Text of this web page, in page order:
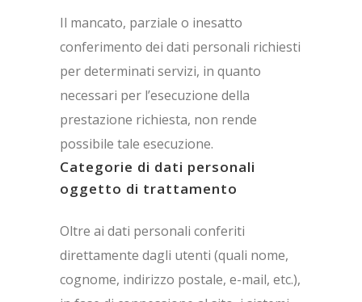
Il mancato, parziale o inesatto
conferimento dei dati personali richiesti
per determinati servizi, in quanto
necessari per l’esecuzione della
prestazione richiesta, non rende
possibile tale esecuzione.
Categorie di dati personali
oggetto di trattamento
Oltre ai dati personali conferiti
direttamente dagli utenti (quali nome,
cognome, indirizzo postale, e-mail, etc.),